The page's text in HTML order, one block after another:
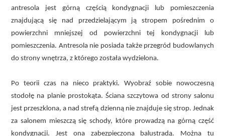
antresola jest górną częścią kondygnacji lub pomieszczenia
znajdującą się nad przedzielającym ją stropem pośrednim o
powierzchni mniejszej od powierzchni tej kondygnacji lub
pomieszczenia. Antresola nie posiada także przegród budowlanych
do strony wnętrza, z którego została wydzielona.
Po teorii czas na nieco praktyki. Wyobraź sobie nowoczesną
stodołę na planie prostokąta. Ściana szczytowa od strony salonu
jest przeszklona, a nad strefą dzienną nie znajduje się strop. Jednak
za salonem mieszczą się schody, które prowadzą na górną część
kondygnacji. Jest ona zabezpieczona balustradą. Można tu